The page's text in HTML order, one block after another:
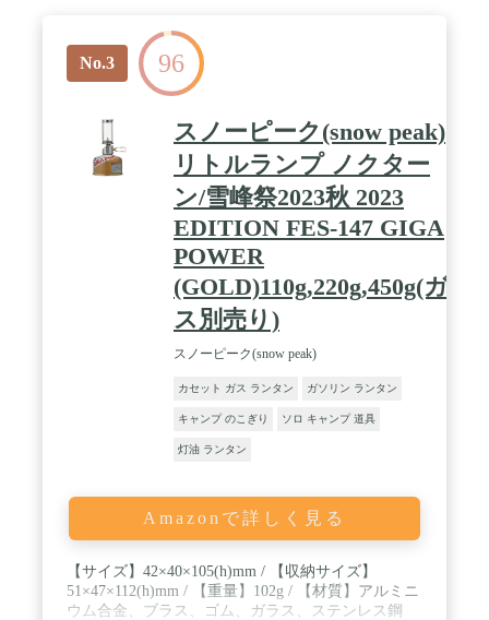
210g / 【仕様】付属品：プラスチックケース 使用
グローブ：Model 205602 / 【アフターサービス】
一部パーツのご用意もございますので詳しくはコー
ルマンHPのパーツリストをご確認ください。 /
※LPガスは別売りです。
No.3 96
スノーピーク(snow peak)
リトルランプ ノクター
ン/雪峰祭2023秋 2023
EDITION FES-147 GIGA
POWER
(GOLD)110g,220g,450g(ガ
ス別売り)
スノーピーク(snow peak)
カセット ガス ランタン ガソリン ランタン
キャンプ のこぎり ソロ キャンプ 道具
灯油 ランタン
Amazonで詳しく見る
【サイズ】42×40×105(h)mm / 【収納サイズ】
51×47×112(h)mm / 【重量】102g / 【材質】アルミニ
ウム合金、ブラス、ゴム、ガラス、ステンレス鋼